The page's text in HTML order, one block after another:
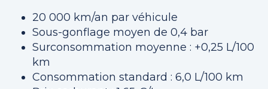
20 000 km/an par véhicule
Sous-gonflage moyen de 0,4 bar
Surconsommation moyenne : +0,25 L/100
km
Consommation standard : 6,0 L/100 km